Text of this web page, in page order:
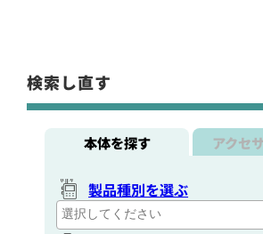
検索し直す
本体を探す アクセ
製品種別を選ぶ